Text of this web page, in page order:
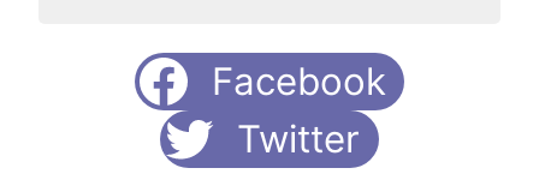
Facebook
Twitter